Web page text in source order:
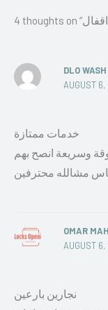
DLO WASH
AUGUST
خدمات ممتازة
وسريعة انصح بهم
مشالله محترفين
OMAR
AUGUST
نجارين بارعين